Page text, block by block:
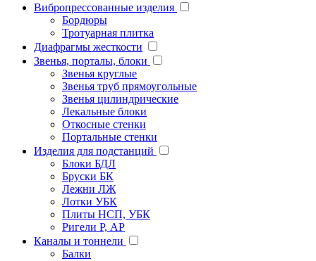
Вибропрессованные изделия
Бордюры
Тротуарная плитка
Диафрагмы жесткости
Звенья, порталы, блоки
Звенья круглые
Звенья труб прямоугольные
Звенья цилиндрические
Лекальные блоки
Откосные стенки
Портальные стенки
Изделия для подстанций
Блоки БДЛ
Бруски БК
Лежни ЛЖ
Лотки УБК
Плиты НСП, УБК
Ригели Р, АР
Каналы и тоннели
Балки